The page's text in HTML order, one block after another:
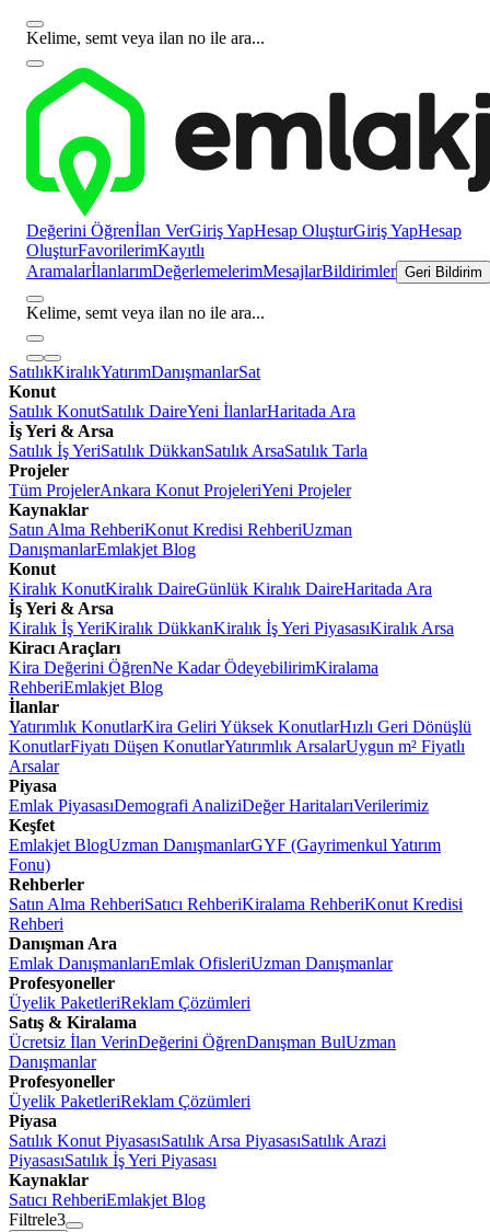
Kelime, semt veya ilan no ile ara...
Değerini Öğrenİlan VerGiriş YapHesap OluşturGiriş YapHesap
OluşturFavorilerimKayıtlı
AramalarİlanlarımDeğerlemelerimMesajlarBildirimler Geri Bildirim
Kelime, semt veya ilan no ile ara...
SatılıkKiralıkYatırımDanışmanlarSat
Konut
Satılık KonutSatılık DaireYeni İlanlarHaritada Ara
İş Yeri & Arsa
Satılık İş YeriSatılık DükkanSatılık ArsaSatılık Tarla
Projeler
Tüm ProjelerAnkara Konut ProjeleriYeni Projeler
Kaynaklar
Satın Alma RehberiKonut Kredisi RehberiUzman
DanışmanlarEmlakjet Blog
Konut
Kiralık KonutKiralık DaireGünlük Kiralık DaireHaritada Ara
İş Yeri & Arsa
Kiralık İş YeriKiralık DükkanKiralık İş Yeri PiyasasıKiralık Arsa
Kiracı Araçları
Kira Değerini ÖğrenNe Kadar ÖdeyebilirimKiralama
RehberiEmlakjet Blog
İlanlar
Yatırımlık KonutlarKira Geliri Yüksek KonutlarHızlı Geri Dönüşlü
KonutlarFiyatı Düşen KonutlarYatırımlık ArsalarUygun m² Fiyatlı
Arsalar
Piyasa
Emlak PiyasasıDemografi AnaliziDeğer HaritalarıVerilerimiz
Keşfet
Emlakjet BlogUzman DanışmanlarGYF (Gayrimenkul Yatırım
Fonu)
Rehberler
Satın Alma RehberiSatıcı RehberiKiralama RehberiKonut Kredisi
Rehberi
Danışman Ara
Emlak DanışmanlarıEmlak OfisleriUzman Danışmanlar
Profesyoneller
Üyelik PaketleriReklam Çözümleri
Satış & Kiralama
Ücretsiz İlan VerinDeğerini ÖğrenDanışman BulUzman
Danışmanlar
Profesyoneller
Üyelik PaketleriReklam Çözümleri
Piyasa
Satılık Konut PiyasasıSatılık Arsa PiyasasıSatılık Arazi
PiyasasıSatılık İş Yeri Piyasası
Kaynaklar
Satıcı RehberiEmlakjet Blog
Filtrele3